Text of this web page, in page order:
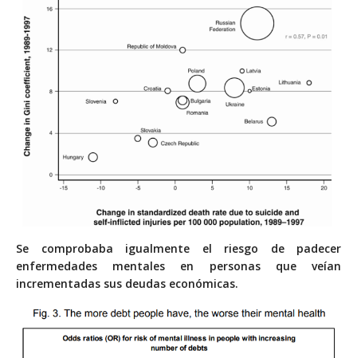
Se comprobaba igualmente el riesgo de padecer
enfermedades mentales en personas que veían
incrementadas sus deudas económicas.